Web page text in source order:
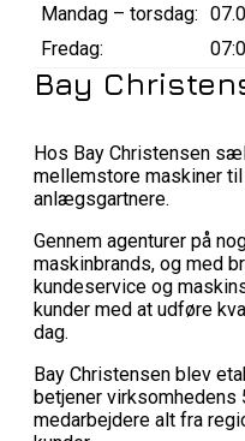
Mandag – torsdag:
Fredag:
Bay
Hos Bay Christensen
mellemstore maskiner
anlægsgartnere.
Gennem agenturer på
maskinbrands, og med
kundeservice og
kunder med at udføre
dag.
Bay Christensen blev
betjener virksomhedens
medarbejdere alt fra